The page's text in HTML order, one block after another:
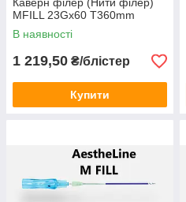
MFILL 23Gx60 T360mm
В наявності
1 219,50 ₴/блістер
Купити